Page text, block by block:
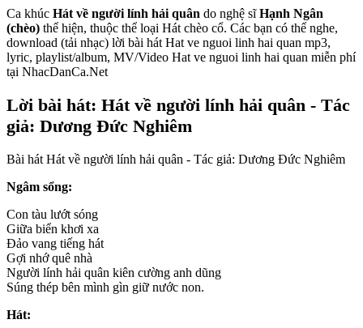
Ca khúc Hát về người lính hải quân do nghệ sĩHạnh Ngân
(chèo) thể hiện, thuộc thể loại Hát chèo cổ. Các bạn có thể nghe,
download (tải nhạc) lời bài hát Hat ve nguoi linh hai quan mp3,
lyric, playlist/album, MV/Video Hat ve nguoi linh hai quan miễn phí
tại NhacDanCa.Net
Lời bài hát: Hát về người lính hải quân - Tác
giả: Dương Đức Nghiêm
Bài hát Hát về người lính hải quân - Tác giả: Dương Đức Nghiêm
Ngâm sổng:
Con tàu lướt sóng
Giữa biển khơi xa
Đảo vang tiếng hát
Gợi nhớ quê nhà
Người lính hải quân kiên cường anh dũng
Súng thép bên mình gìn giữ nước non.
Hát: